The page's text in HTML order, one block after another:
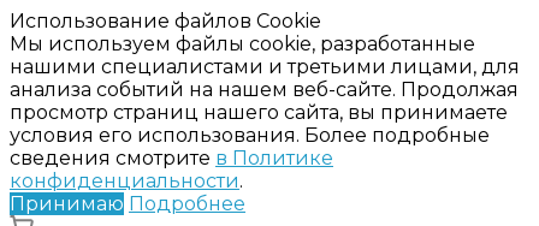
Использование файлов Cookie
Мы используем файлы cookie, разработанные
нашими специалистами и третьими лицами, для
анализа событий на нашем веб-сайте. Продолжая
просмотр страниц нашего сайта, вы принимаете
условия его использования. Более подробные
сведения смотрите в Политике
конфиденциальности.
Принимаю Подробнее